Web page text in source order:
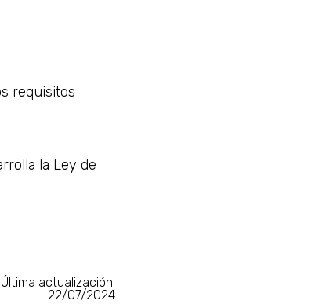
requisitos
la Ley de
Última actualización:
22/07/2024